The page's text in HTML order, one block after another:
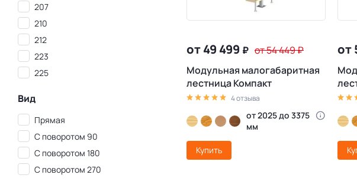
207
210
212
223
225
Вид
Прямая
С поворотом 90
С поворотом 180
С поворотом 270
от 49 499 ₽ от 54 449₽
Модульная малогабаритная
лестница Компакт
4 отзыва
от 2025 до 3375
мм
Купить
от